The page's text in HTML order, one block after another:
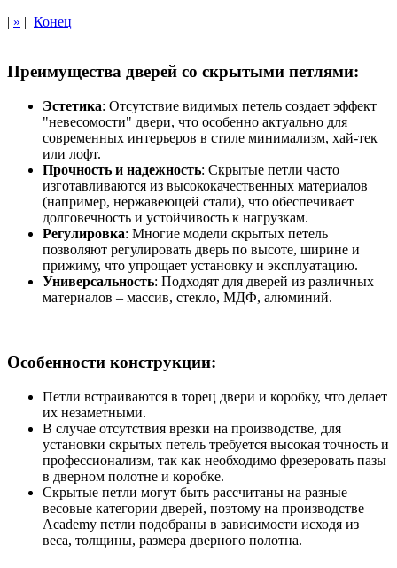
| » | Конец
Преимущества дверей со скрытыми петлями:
Эстетика: Отсутствие видимых петель создает эффект
"невесомости" двери, что особенно актуально для
современных интерьеров в стиле минимализм, хай-тек
или лофт.
Прочность и надежность: Скрытые петли часто
изготавливаются из высококачественных материалов
(например, нержавеющей стали), что обеспечивает
долговечность и устойчивость к нагрузкам.
Регулировка: Многие модели скрытых петель
позволяют регулировать дверь по высоте, ширине и
прижиму, что упрощает установку и эксплуатацию.
Универсальность: Подходят для дверей из различных
материалов – массив, стекло, МДФ, алюминий.
Особенности конструкции:
Петли встраиваются в торец двери и коробку, что делает
их незаметными.
В случае отсутствия врезки на производстве, для
установки скрытых петель требуется высокая точность и
профессионализм, так как необходимо фрезеровать пазы
в дверном полотне и коробке.
Скрытые петли могут быть рассчитаны на разные
весовые категории дверей, поэтому на производстве
Academy петли подобраны в зависимости исходя из
веса, толщины, размера дверного полотна.